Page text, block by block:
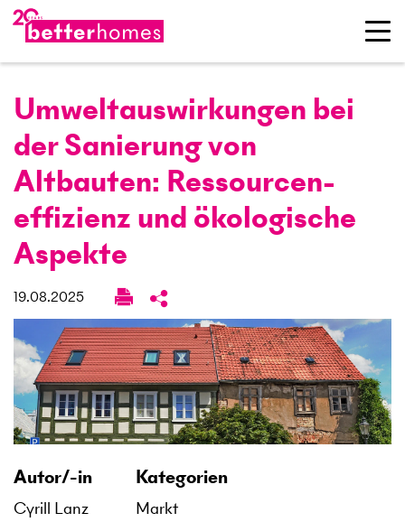
Umwelt­auswirkungen bei
der Sanierung von
Altbauten: Ressourcen­
effizienz und ökologische
Aspekte
19.08.2025
Autor/-in
Cyrill Lanz
Kategorien
Markt